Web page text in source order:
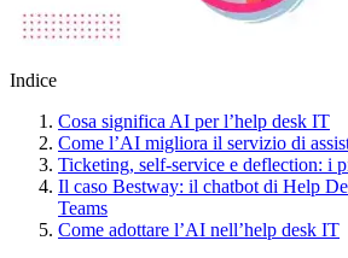
Indice
Cosa significa AI per l’help desk IT
Come l’AI migliora il servizio di
Ticketing, self-service e deflection: i
Il caso Bestway: il chatbot di Help
Teams
Come adottare l’AI nell’help desk IT